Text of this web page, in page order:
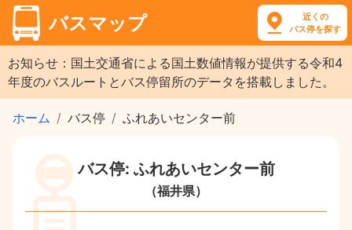
バスマップ
近くの
バス停を探す
お知らせ：国土交通省による国土数値情報が提供する令和4
年度のバスルートとバス停留所のデータを搭載しました。
ホーム バス停 ふれあいセンター前
バス停: ふれあいセンター前
（福井県）